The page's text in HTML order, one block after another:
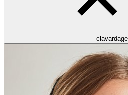
clavardage